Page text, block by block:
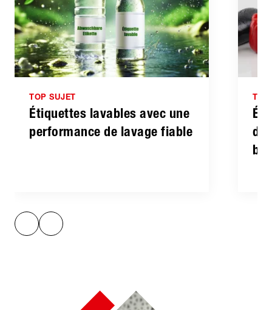
TOP SUJET
Étiquettes lavables avec une
performance de lavage fiable
TOP
de